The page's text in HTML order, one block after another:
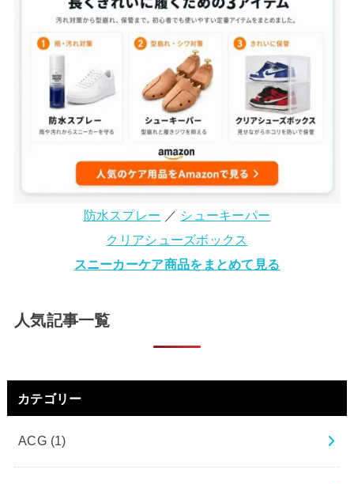
防水スプレー ／ シューキーパー
クリアシューズボックス
スニーカーケア商品をまとめて見る
人気記事一覧
カテゴリー
ACG (1)